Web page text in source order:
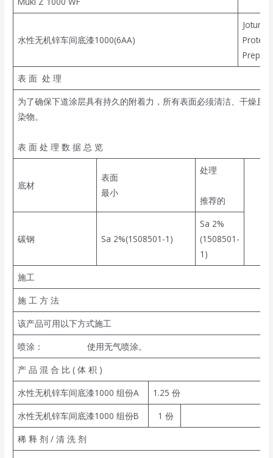
水性无机锌车间底漆1000(6AA)
Jotun
Protects
表 面 处 理
为了确保下道涂层具有持久的附着力，所有表面必须清洁、干燥且
染物。
表 面 处 理 数 据 总 览
底材
表面
最小
处理
推荐的
碳钢 Sa 2%(1S08501-1)
Sa 2%
(1508501-
1)
施工
施 工 方 法
该产品可用以下方式施工
喷涂： 使用无气喷涂。
产 品 混 合 比 ( 体 积 )
水性无机锌车间底漆1000 组份A
1.25 份
水性无机锌车间底漆1000 组份B
1 份
稀 释 剂 / 清 洗 剂